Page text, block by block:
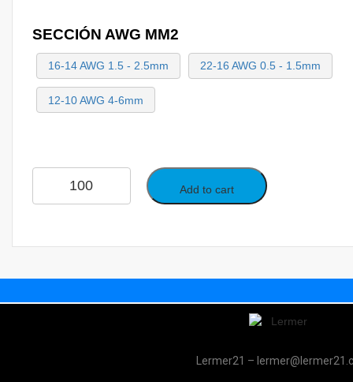
SECCIÓN AWG MM2
16-14 AWG 1.5 - 2.5mm 22-16 AWG 0.5 - 1.5mm
12-10 AWG 4-6mm
Add to cart
Lermer21 –